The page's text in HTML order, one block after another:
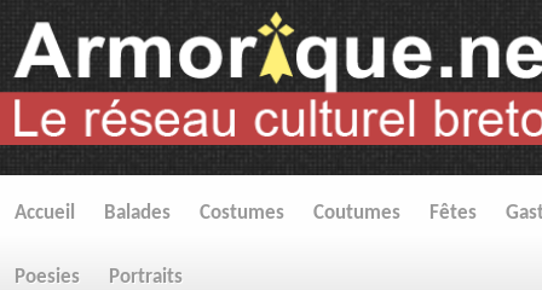
Accueil Balades Costumes Coutumes Fêtes
Poesies Portraits